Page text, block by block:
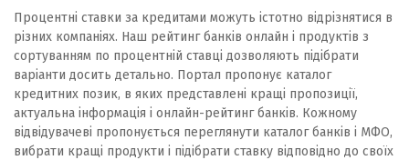
Процентні ставки за кредитами можуть істотно відрізнятися в
різних компаніях. Наш рейтинг банків онлайн і продуктів з
сортуванням по процентній ставці дозволяють підібрати
варіанти досить детально. Портал пропонує каталог
кредитних позик, в яких представлені кращі пропозиції,
актуальна інформація і онлайн-рейтинг банків. Кожному
відвідувачеві пропонується переглянути каталог банків і МФО,
вибрати кращі продукти і підібрати ставку відповідно до своїх